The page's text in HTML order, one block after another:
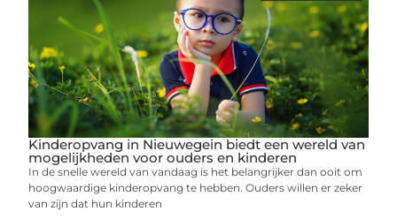
Kinderopvang in Nieuwegein biedt een wereld van
mogelijkheden voor ouders en kinderen
In de snelle wereld van vandaag is het belangrijker dan ooit om
hoogwaardige kinderopvang te hebben. Ouders willen er zeker
van zijn dat hun kinderen